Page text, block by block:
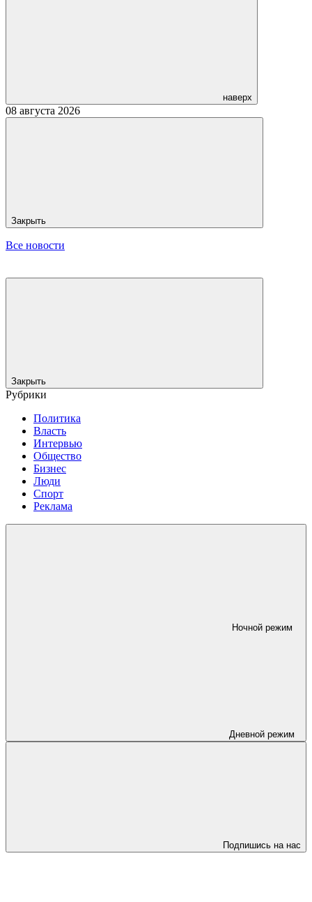
наверх
08 августа 2026
Закрыть
Все новости
Закрыть
Рубрики
Политика
Власть
Интервью
Общество
Бизнес
Люди
Спорт
Реклама
Ночной режим
Дневной режим
Подпишись на нас